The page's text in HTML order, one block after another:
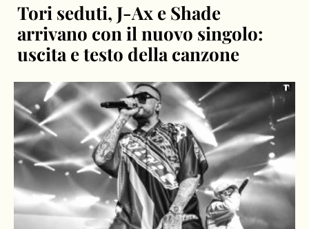
Tori seduti, J-Ax e Shade
arrivano con il nuovo singolo:
uscita e testo della canzone